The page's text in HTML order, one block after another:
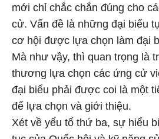
mới chỉ chắc chắn đúng cho
cử. Vấn đề là những đại biểu
cơ hội được lựa chọn làm đại
Mà như vậy, thì quan trọng là
thương lựa chọn các ứng cử
đại biểu phải được coi là một
để lựa chọn và giới thiệu.
Xét về yếu tố thứ ba, sự hiểu